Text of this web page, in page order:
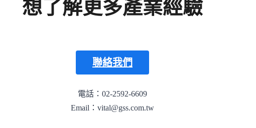
想了解更多產業經驗
聯絡我們
電話：02-2592-6609
Email：vital@gss.com.tw